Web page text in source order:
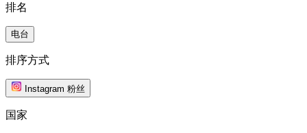
排名
电台
排序方式
Instagram 粉丝
国家